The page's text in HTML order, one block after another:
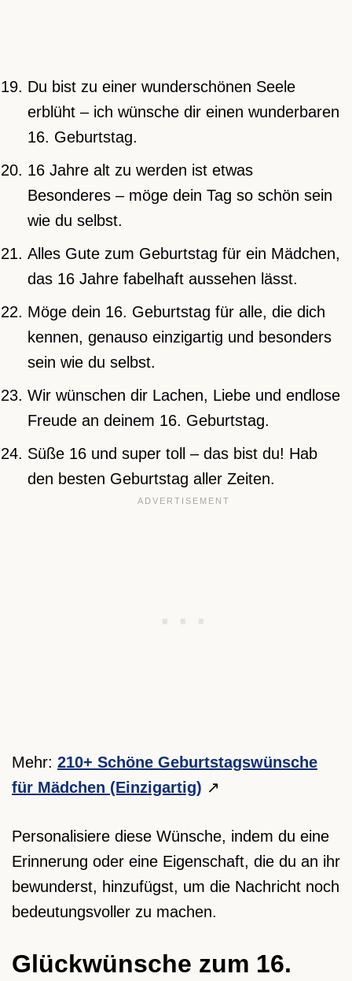
Du bist zu einer wunderschönen Seele
erblüht – ich wünsche dir einen wunderbaren
16. Geburtstag.
16 Jahre alt zu werden ist etwas
Besonderes – möge dein Tag so schön sein
wie du selbst.
Alles Gute zum Geburtstag für ein Mädchen,
das 16 Jahre fabelhaft aussehen lässt.
Möge dein 16. Geburtstag für alle, die dich
kennen, genauso einzigartig und besonders
sein wie du selbst.
Wir wünschen dir Lachen, Liebe und endlose
Freude an deinem 16. Geburtstag.
Süße 16 und super toll – das bist du! Hab
den besten Geburtstag aller Zeiten.
Mehr: 210+ Schöne Geburtstagswünsche
für Mädchen (Einzigartig)
Personalisiere diese Wünsche, indem du eine
Erinnerung oder eine Eigenschaft, die du an ihr
bewunderst, hinzufügst, um die Nachricht noch
bedeutungsvoller zu machen.
Glückwünsche zum 16.